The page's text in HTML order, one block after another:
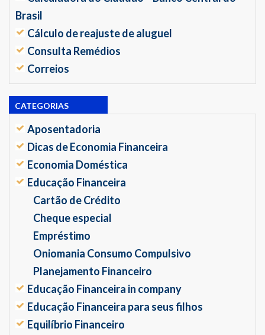
Brasil
Cálculo de reajuste de aluguel
Consulta Remédios
Correios
CATEGORIAS
Aposentadoria
Dicas de Economia Financeira
Economia Doméstica
Educação Financeira
Cartão de Crédito
Cheque especial
Empréstimo
Oniomania Consumo Compulsivo
Planejamento Financeiro
Educação Financeira in company
Educação Financeira para seus filhos
Equilíbrio Financeiro